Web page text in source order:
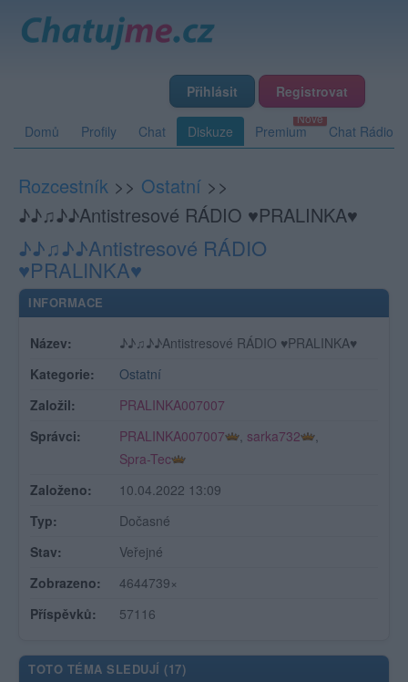
Přihlásit Registrovat
Domů Profily Chat Diskuze Premium Chat Rádio
Rozcestník >> Ostatní >>
♪♪♫♪♪Antistresové RÁDIO ♥PRALINKA♥
♪♪♫♪♪Antistresové RÁDIO
♥PRALINKA♥
INFORMACE
Název:
♪♪♫♪♪Antistresové RÁDIO ♥PRALINKA♥
Kategorie:
Ostatní
Založil:
PRALINKA007007
Správci:
PRALINKA007007 , sarka732
,
Spra-Tec
Založeno:
10.04.2022 13:09
Typ:
Dočasné
Stav:
Veřejné
Zobrazeno:
4644739×
Příspěvků:
57116
TOTO TÉMA SLEDUJÍ (17)